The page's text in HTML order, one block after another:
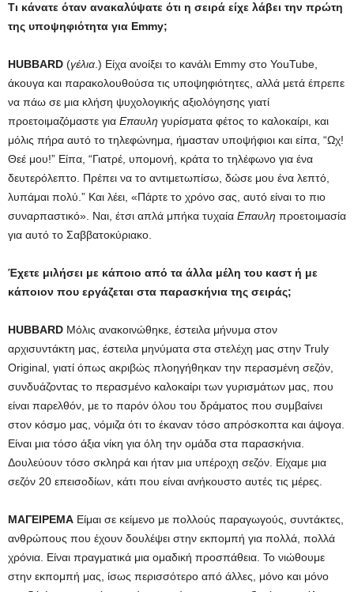
Τι κάνατε όταν ανακαλύψατε ότι η σειρά είχε λάβει την πρώτη
της υποψηφιότητα για Emmy;
HUBBARD (γέλια .) Είχα ανοίξει το κανάλι Emmy στο YouTube,
άκουγα και παρακολουθούσα τις υποψηφιότητες, αλλά μετά έπρεπε
να πάω σε μια κλήση ψυχολογικής αξιολόγησης γιατί
προετοιμαζόμαστε για Επαυλη γυρίσματα φέτος το καλοκαίρι, και
μόλις πήρα αυτό το τηλεφώνημα, ήμασταν υποψήφιοι και είπα, “Ωχ!
Θεέ μου!” Είπα, “Γιατρέ, υπομονή, κράτα το τηλέφωνο για ένα
δευτερόλεπτο. Πρέπει να το αντιμετωπίσω, δώσε μου ένα λεπτό,
λυπάμαι πολύ.” Και λέει, «Πάρτε το χρόνο σας, αυτό είναι το πιο
συναρπαστικό». Ναι, έτσι απλά μπήκα τυχαία Επαυλη προετοιμασία
για αυτό το Σαββατοκύριακο.
Έχετε μιλήσει με κάποιο από τα άλλα μέλη του καστ ή με
κάποιον που εργάζεται στα παρασκήνια της σειράς;
HUBBARD Μόλις ανακοινώθηκε, έστειλα μήνυμα στον
αρχισυντάκτη μας, έστειλα μηνύματα στα στελέχη μας στην Truly
Original, γιατί όπως ακριβώς πλοηγήθηκαν την περασμένη σεζόν,
συνδυάζοντας το περασμένο καλοκαίρι των γυρισμάτων μας, που
είναι παρελθόν, με το παρόν όλου του δράματος που συμβαίνει
στον κόσμο μας, νόμιζα ότι το έκαναν τόσο απρόσκοπτα και άψογα.
Είναι μια τόσο άξια νίκη για όλη την ομάδα στα παρασκήνια.
Δουλεύουν τόσο σκληρά και ήταν μια υπέροχη σεζόν. Είχαμε μια
σεζόν 20 επεισοδίων, κάτι που είναι ανήκουστο αυτές τις μέρες.
ΜΑΓΕΙΡΕΜΑ Είμαι σε κείμενο με πολλούς παραγωγούς, συντάκτες,
ανθρώπους που έχουν δουλέψει στην εκπομπή για πολλά, πολλά
χρόνια. Είναι πραγματικά μια ομαδική προσπάθεια. Το νιώθουμε
στην εκπομπή μας, ίσως περισσότερο από άλλες, μόνο και μόνο